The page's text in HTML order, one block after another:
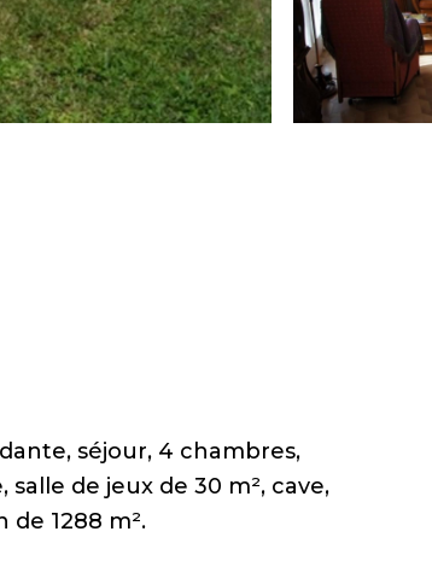
séjour, 4 chambres,
de jeux de 30 m², cave,